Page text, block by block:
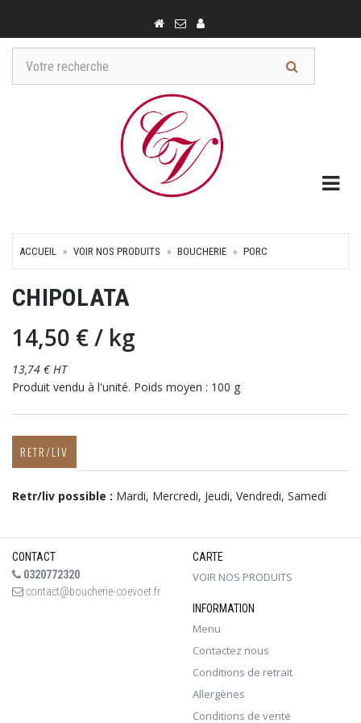
ACCUEIL VOIR NOS PRODUITS BOUCHERIE PORC
CHIPOLATA
14,50 €/ kg
13,74 € HT
Produit vendu à l'unité. Poids moyen : 100 g
RETR/LIV
Retr/liv possible : Mardi, Mercredi, Jeudi, Vendredi, Samedi
CONTACT
0320772320
contact@boucherie-coevoet.fr
CARTE
VOIR NOS PRODUITS
INFORMATION
Menu
Contactez nous
Conditions de retrait
Allergènes
Conditions de vente